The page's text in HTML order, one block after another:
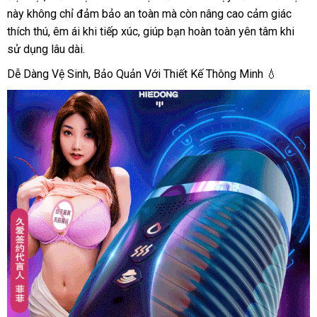
2
đầu
cao
cấp
rung
nhẹ
tỏa
nhiệt
kích
thích
mạnh
này không chỉ đảm bảo an toàn mà còn nâng cao cảm giác
thích thú, êm ái khi tiếp xúc, giúp bạn hoàn toàn yên tâm khi
sử dụng lâu dài.
Dễ Dàng Vệ Sinh, Bảo Quản Với Thiết Kế Thông Minh 💧